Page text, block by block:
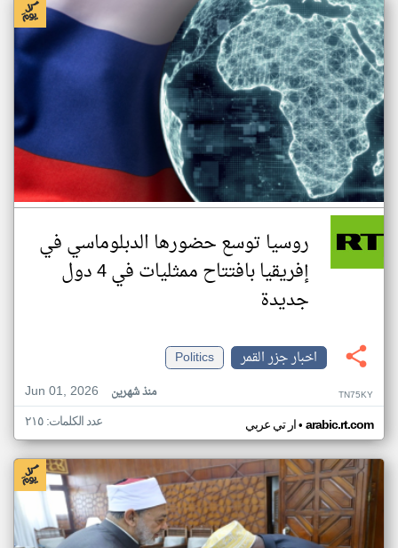
روسيا توسع حضورها الدبلوماسي في
إفريقيا بافتتاح ممثليات في 4 دول
جديدة
اخبار جزر القمر
Politics
Jun 01, 2026
منذ شهرين TN75KY
ار تي عربي• arabic.rt.com عدد الكلمات: ٢١٥